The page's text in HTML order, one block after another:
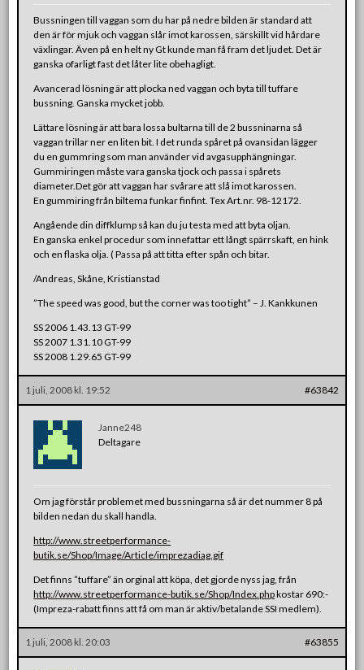
Bussningen till vaggan som du har på nedre bilden är standard att
den är för mjuk och vaggan slår imot karossen, särskillt vid hårdare
växlingar. Även på en helt ny Gt kunde man få fram det ljudet. Det är
ganska ofarligt fast det låter lite obehagligt.
Avancerad lösning är att plocka ned vaggan och byta till tuffare
bussning. Ganska mycket jobb.
Lättare lösning är att bara lossa bultarna till de 2 bussninarna så
vaggan trillar ner en liten bit. I det runda spåret på ovansidan lägger
du en gummring som man använder vid avgasupphängningar.
Gummiringen måste vara ganska tjock och passa i spårets
diameter.Det gör att vaggan har svårare att slå imot karossen.
En gummiring från biltema funkar finfint. Tex Art.nr. 98-12172.
Angående din diffklump så kan du ju testa med att byta oljan.
En ganska enkel procedur som innefattar ett långt spärrskaft, en hink
och en flaska olja. ( Passa på att titta efter spån och bitar.
/Andreas, Skåne, Kristianstad
”The speed was good, but the corner was too tight” – J. Kankkunen
SS 2006 1.43.13 GT-99
SS 2007 1.31.10 GT-99
SS 2008 1.29.65 GT-99
1 juli, 2008 kl. 19:52 #63842
Janne248
Deltagare
Om jag förstår problemet med bussningarna så är det nummer 8 på
bilden nedan du skall handla.
http://www.streetperformance-
butik.se/Shop/Image/Article/imprezadiag.gif
Det finns ”tuffare” än orginal att köpa, det gjorde nyss jag, från
http://www.streetperformance-butik.se/Shop/Index.phpkostar 690:-
(Impreza-rabatt finns att få om man är aktiv/betalande SSI medlem).
1 juli, 2008 kl. 20:03 #63855